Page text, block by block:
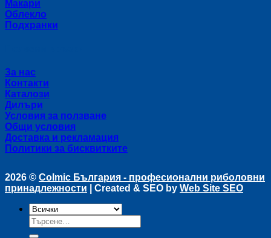
Макари
Облекло
Подхранки
За нас
Контакти
Каталози
Дилъри
Условия за ползване
Общи условия
Доставка и рекламация
Политики за бисквитките
2026 © Colmic България - професионални риболовни
принадлежности | Created & SEO by Web Site SEO
Търсене
за: